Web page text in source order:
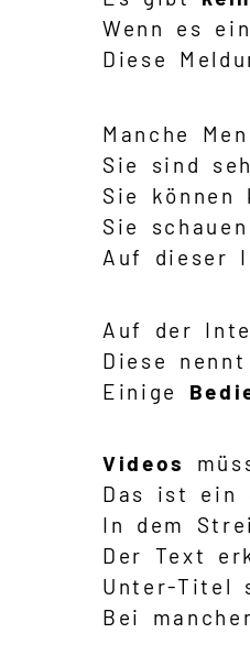
Wenn es
Diese
Manche
Sie sind
Sie können
Sie
Auf dieser
Auf der
Diese
Einige
Videos
Das ist ein
In dem
Der Text
Unter-Titel
Bei